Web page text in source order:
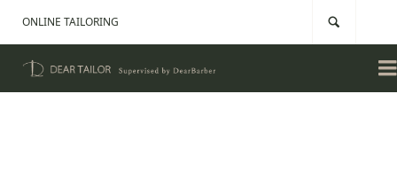
ONLINE TAILORING 
